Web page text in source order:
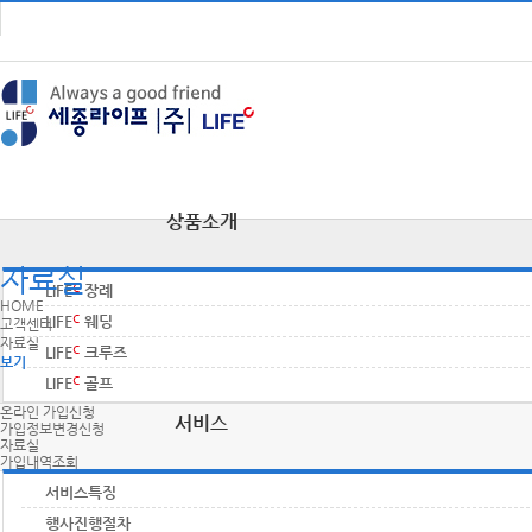
상품소개
LIFE 장례
LIFE
웨딩
LIFE
크루즈
LIFE
골프
서비스
서비스특징
행사진행절차
자료실
HOME
고객센터
자료실
보기
온라인 가입신청
가입정보변경신청
자료실
가입내역조회